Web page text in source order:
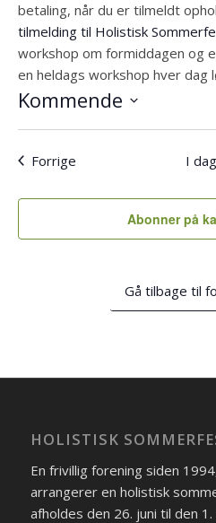
betaling, når du er tilmeldt
tilmelding til Holistisk
workshop om formiddagen og
en heldags workshop hver dag
Kommende
ForrigeBegivenheder I dag
Abonner på
Gå tilbage til
HOLISTISK
En frivillig forening siden
arrangerer en holistisk
afholdes den 26. juni til den